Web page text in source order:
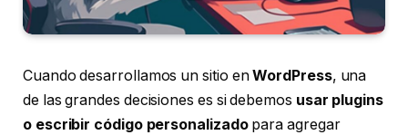
Cuando desarrollamos un sitio enWordPress, una
de las grandes decisiones es si debemos usar plugins
o escribir código personalizadopara agregar